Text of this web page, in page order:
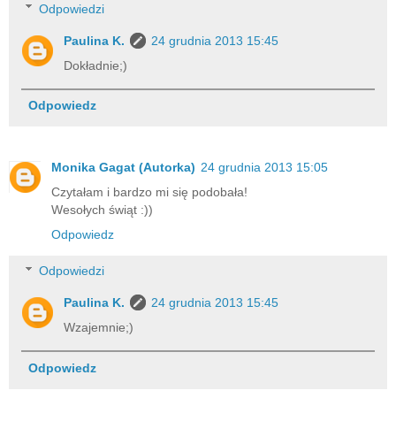
Odpowiedzi
Paulina K.
24 grudnia 2013 15:45
Dokładnie;)
Odpowiedz
Monika Gagat (Autorka) 24 grudnia 2013 15:05
Czytałam i bardzo mi się podobała!
Wesołych świąt :))
Odpowiedz
Odpowiedzi
Paulina K.
24 grudnia 2013 15:45
Wzajemnie;)
Odpowiedz